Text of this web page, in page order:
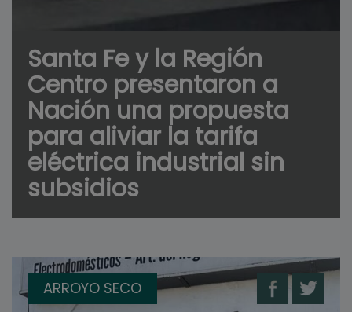
Santa Fe y la Región
Centro presentaron a
Nación una propuesta
para aliviar la tarifa
eléctrica industrial sin
subsidios
ARROYO SECO